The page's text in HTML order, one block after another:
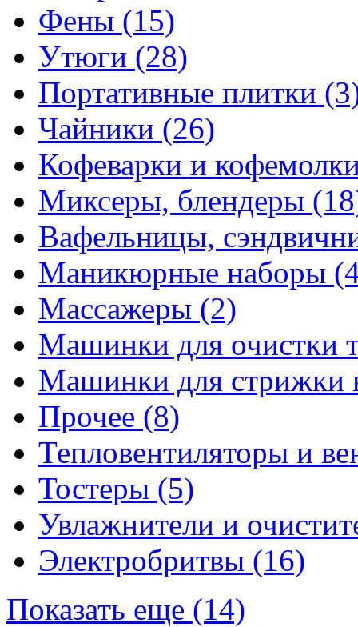
Фены (15)
Утюги (28)
Портативные плитки
Чайники (26)
Кофеварки и
Миксеры, блендеры
Вафельницы,
Маникюрные наборы
Массажеры (2)
Машинки для очистки
Машинки для стрижки
Прочее (8)
Тепловентиляторы и
Тостеры (5)
Увлажнители и
Электробритвы (16)
Показать еще (14)